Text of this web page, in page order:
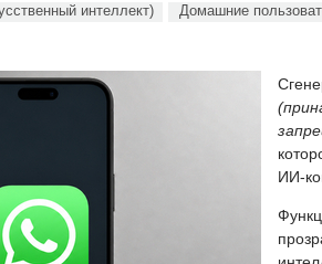
интеллект) Домашние
ИИ-